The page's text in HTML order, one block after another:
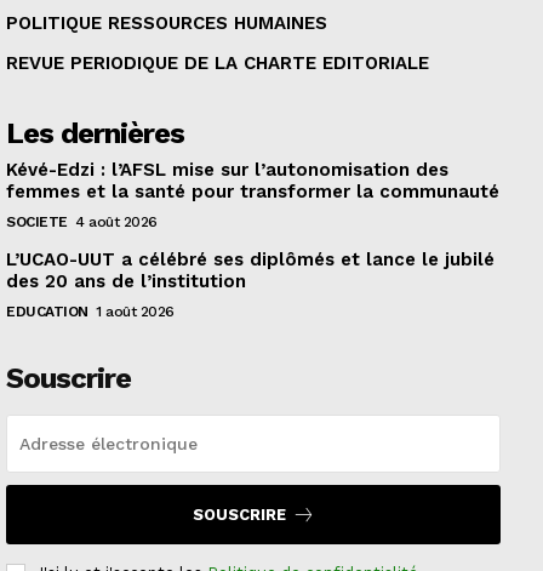
POLITIQUE RESSOURCES HUMAINES
REVUE PERIODIQUE DE LA CHARTE EDITORIALE
Les dernières
Kévé-Edzi : l’AFSL mise sur l’autonomisation des
femmes et la santé pour transformer la communauté
SOCIETE 4 août 2026
L’UCAO-UUT a célébré ses diplômés et lance le jubilé
des 20 ans de l’institution
EDUCATION 1 août 2026
Souscrire
SOUSCRIRE